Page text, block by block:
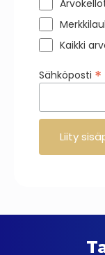
Kaikki
Sähköposti *